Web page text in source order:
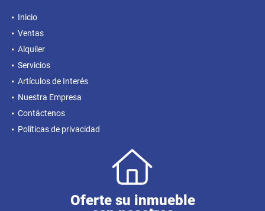
Inicio
Ventas
Alquiler
Servicios
Artículos de Interés
Nuestra Empresa
Contáctenos
Políticas de privacidad
Oferte su inmueble